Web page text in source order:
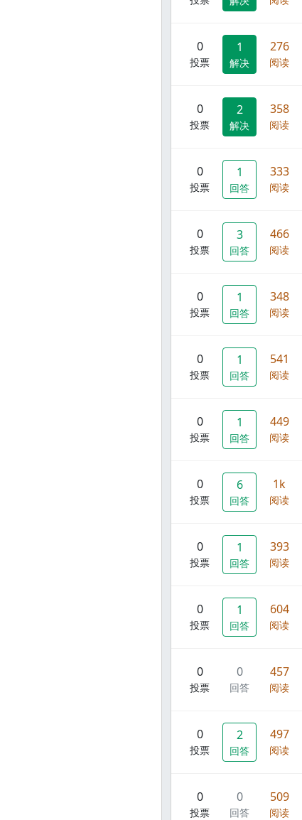
0
投票
1
解决
276
阅读
0
投票
2
解决
358
阅读
0
投票
1
回答
333
阅读
0
投票
3
回答
466
阅读
0
投票
1
回答
348
阅读
0
投票
1
回答
541
阅读
0
投票
1
回答
449
阅读
0
投票
6
回答
1k
阅读
0
投票
1
回答
393
阅读
0
投票
1
回答
604
阅读
0
投票
0
回答
457
阅读
0
投票
2
回答
497
阅读
0
投票
0
回答
509
阅读